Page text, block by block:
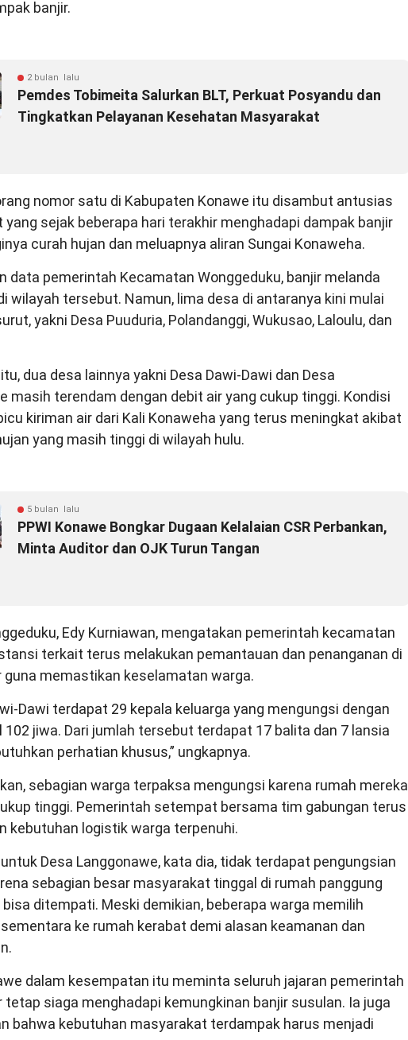
banjir.
2 bulan lalu
Pemdes Tobimeita Salurkan BLT, Perkuat Posyandu dan
Tingkatkan Pelayanan Kesehatan Masyarakat
nomor satu di Kabupaten Konawe itu disambut antusias
yang sejak beberapa hari terakhir menghadapi dampak banjir
curah hujan dan meluapnya aliran Sungai Konaweha.
data pemerintah Kecamatan Wonggeduku, banjir melanda
wilayah tersebut. Namun, lima desa di antaranya kini mulai
yakni Desa Puuduria, Polandanggi, Wukusao, Laloulu, dan
dua desa lainnya yakni Desa Dawi-Dawi dan Desa
masih terendam dengan debit air yang cukup tinggi. Kondisi
kiriman air dari Kali Konaweha yang terus meningkat akibat
yang masih tinggi di wilayah hulu.
5 bulan lalu
PPWI Konawe Bongkar Dugaan Kelalaian CSR Perbankan,
Minta Auditor dan OJK Turun Tangan
Edy Kurniawan, mengatakan pemerintah kecamatan
terkait terus melakukan pemantauan dan penanganan di
guna memastikan keselamatan warga.
Dawi terdapat 29 kepala keluarga yang mengungsi dengan
jiwa. Dari jumlah tersebut terdapat 17 balita dan 7 lansia
perhatian khusus,” ungkapnya.
sebagian warga terpaksa mengungsi karena rumah mereka
tinggi. Pemerintah setempat bersama tim gabungan terus
kebutuhan logistik warga terpenuhi.
Desa Langgonawe, kata dia, tidak terdapat pengungsian
sebagian besar masyarakat tinggal di rumah panggung
ditempati. Meski demikian, beberapa warga memilih
ke rumah kerabat demi alasan keamanan dan
dalam kesempatan itu meminta seluruh jajaran pemerintah
tetap siaga menghadapi kemungkinan banjir susulan. Ia juga
bahwa kebutuhan masyarakat terdampak harus menjadi